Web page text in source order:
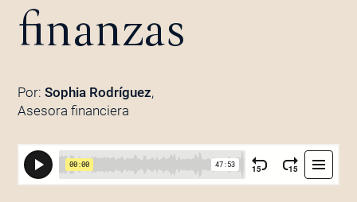
finanzas
Por: Sophia Rodríguez,
Asesora financiera